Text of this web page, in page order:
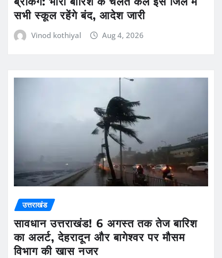
सभी स्कूल रहेंगे बंद, आदेश जारी
Vinod kothiyal Aug 4, 2026
उत्तराखंड
सावधान उत्तराखंड! 6 अगस्त तक तेज बारिश
का अलर्ट, देहरादून और बागेश्वर पर मौसम
विभाग की खास नजर